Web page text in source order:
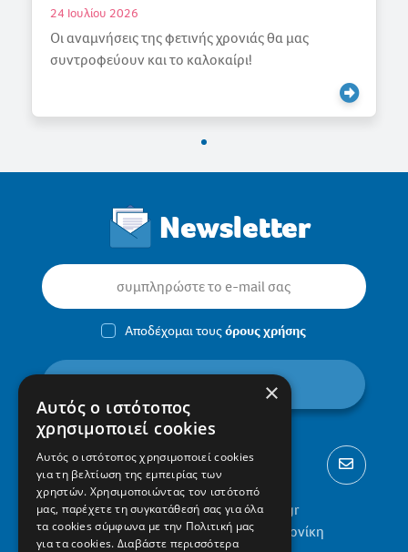
18 Ιουλίου 2026
Γιορτάζουμε την Άνοιξη
Newsletter
Αποδέχομαι τουςόρους χρήσης
2310 300002
info@protypa.gr
Ελαιώνες Πυλαίας, 555 36, Θεσσαλονίκη
×
Αυτός ο ιστότοπος
χρησιμοποιεί cookies
Αυτός ο ιστότοπος χρησιμοποιεί cookies
για τη βελτίωση της εμπειρίας των
χρηστών. Χρησιμοποιώντας τον ιστότοπό
μας, παρέχετε τη συγκατάθεσή σας για όλα
τα cookies σύμφωνα με την Πολιτική μας
για τα cookies. Διαβάστε περισσότερα